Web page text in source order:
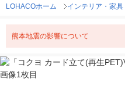
LOHACOホーム インテリア・家具
熊本地震の影響について